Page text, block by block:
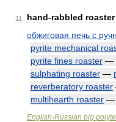
11 hand-rabbled roaster
обжиговая печь с
pyrite mechanical
pyrite fines roaster —
sulphating roaster —
reverberatory roaster
multihearth roaster —
English-Russian big